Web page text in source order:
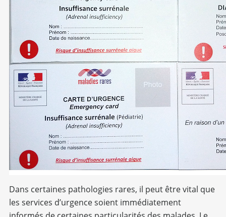
Dans certaines pathologies rares, il peut être vital que
les services d’urgence soient immédiatement